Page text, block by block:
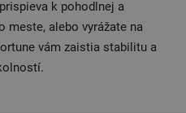
k pohodlnej a
meste, alebo vyrážate na
vám zaistia stabilitu a